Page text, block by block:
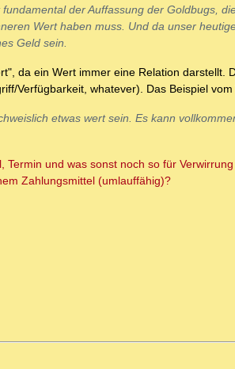
der Auffassung der Goldbugs,
Wert haben muss. Und da unser
Geld sein.
da ein Wert immer eine Relation darstellt.
Verfügbarkeit, whatever). Das Beispiel
etwas wert sein. Es kann
Termin und was sonst noch so für
Zahlungsmittel (umlauffähig)?